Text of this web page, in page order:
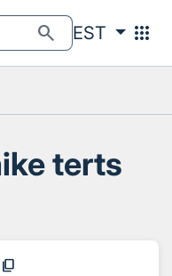
search EST apps
terts
content_copy